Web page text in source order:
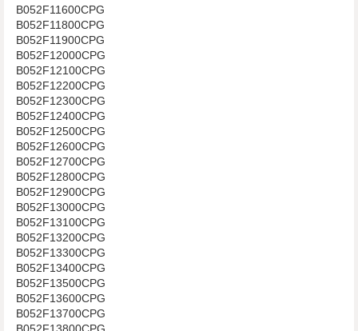
B052F11600CPG
B052F11800CPG
B052F11900CPG
B052F12000CPG
B052F12100CPG
B052F12200CPG
B052F12300CPG
B052F12400CPG
B052F12500CPG
B052F12600CPG
B052F12700CPG
B052F12800CPG
B052F12900CPG
B052F13000CPG
B052F13100CPG
B052F13200CPG
B052F13300CPG
B052F13400CPG
B052F13500CPG
B052F13600CPG
B052F13700CPG
B052F13800CPG